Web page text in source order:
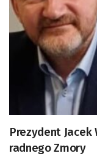
Prezydent
radnego Zmory